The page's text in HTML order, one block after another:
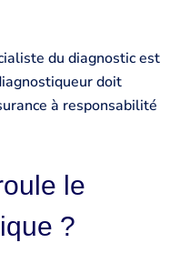
du diagnostic est
doit
à responsabilité
le
?